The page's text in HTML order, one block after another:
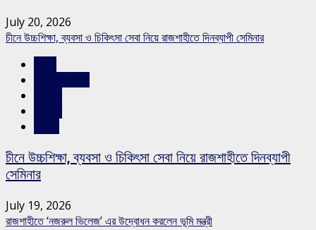
July 20, 2026
চীনে উচ্চশিক্ষা, ব্যবসা ও চিকিৎসা সেবা নিয়ে রাজশাহীতে দিনব্যাপী সেমিনার
চীনে উচ্চশিক্ষা, ব্যবসা ও চিকিৎসা সেবা নিয়ে রাজশাহীতে দিনব্যাপী
সেমিনার
July 19, 2026
রাজশাহীতে ‘নজরুল ভিলেজ’ এর উদ্বোধন করলেন ভূমি মন্ত্রী